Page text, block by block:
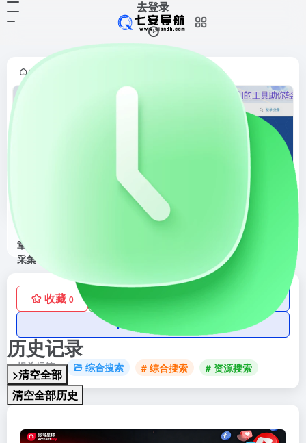
去登录
历史记录
>清空全部
清空全部历史
首页
5118全网文章搜索采集
收藏 0
AI账号购买
相关标签： 综合搜索 # 综合搜索 # 资源搜索